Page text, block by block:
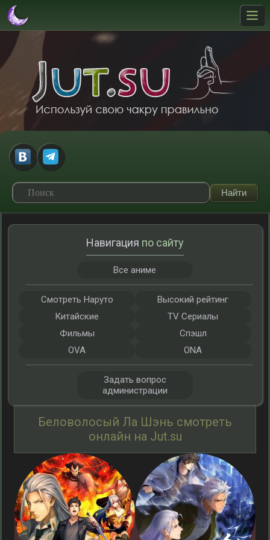
Беловолосый Ла Шэнь смотреть
онлайн на Jut.su
Навигация по сайту
Все аниме
Смотреть Наруто
Высокий рейтинг
Китайские
TV Сериалы
Фильмы
Спэшл
OVA
ONA
Задать вопрос
администрации